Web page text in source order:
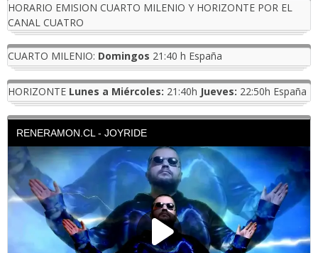
HORARIO EMISION CUARTO MILENIO Y HORIZONTE POR EL
CANAL CUATRO
CUARTO MILENIO: Domingos 21:40 h España
HORIZONTE Lunes a Miércoles: 21:40h Jueves: 22:50h España